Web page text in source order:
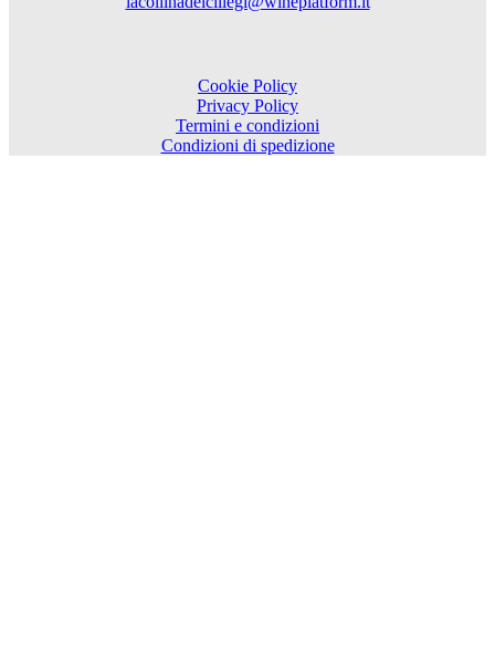
Cookie Policy
Privacy Policy
Termini e condizioni
Condizioni di spedizione